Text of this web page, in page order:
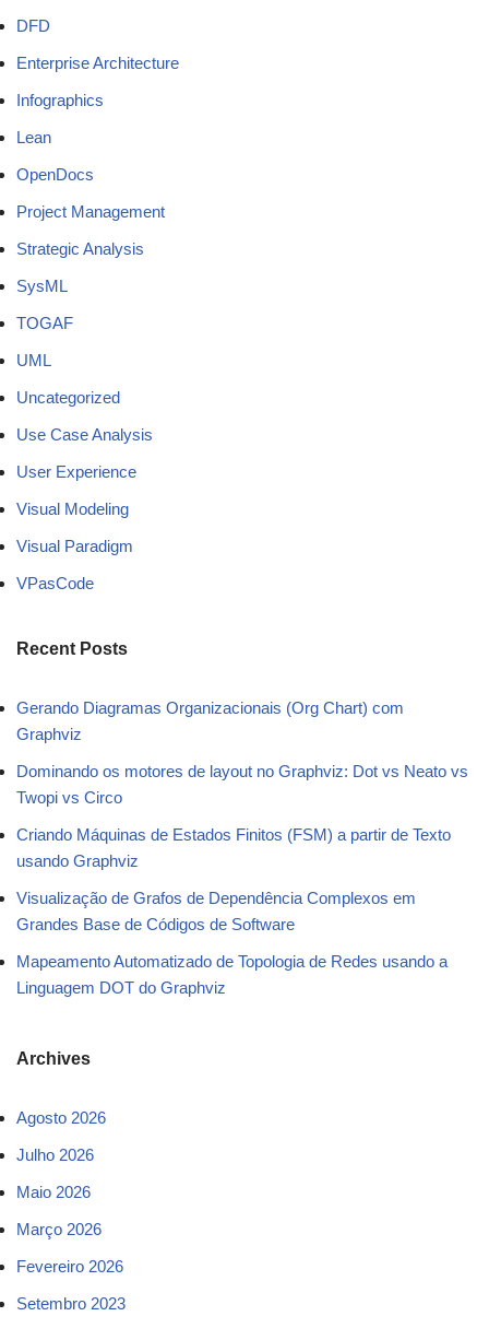
DFD
Enterprise Architecture
Infographics
Lean
OpenDocs
Project Management
Strategic Analysis
SysML
TOGAF
UML
Uncategorized
Use Case Analysis
User Experience
Visual Modeling
Visual Paradigm
VPasCode
Recent Posts
Gerando Diagramas Organizacionais (Org Chart) com
Graphviz
Dominando os motores de layout no Graphviz: Dot vs Neato vs
Twopi vs Circo
Criando Máquinas de Estados Finitos (FSM) a partir de Texto
usando Graphviz
Visualização de Grafos de Dependência Complexos em
Grandes Base de Códigos de Software
Mapeamento Automatizado de Topologia de Redes usando a
Linguagem DOT do Graphviz
Archives
Agosto 2026
Julho 2026
Maio 2026
Março 2026
Fevereiro 2026
Setembro 2023